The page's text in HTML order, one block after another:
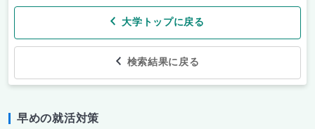
大学トップに戻る
検索結果に戻る
早めの就活対策